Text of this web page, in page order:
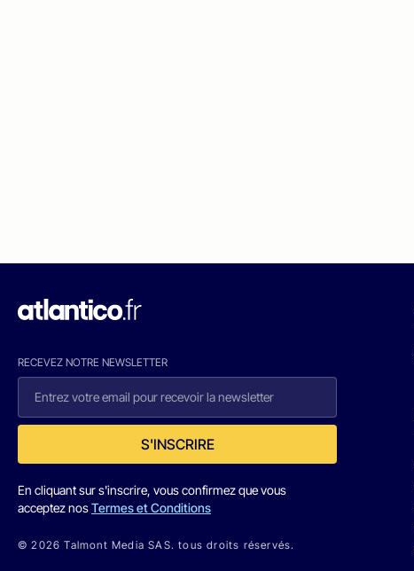
RECEVEZ NOTRE NEWSLETTER
S'INSCRIRE
En cliquant sur s'inscrire, vous confirmez que vous
acceptez nosTermes et Conditions
© 2026 Talmont Media SAS. tous droits réservés.